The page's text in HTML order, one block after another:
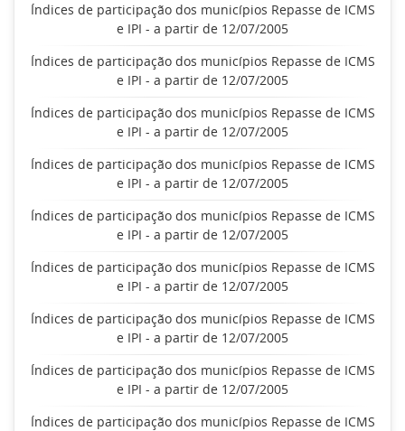
Índices de participação dos municípios Repasse de ICMS
e IPI - a partir de 12/07/2005
Índices de participação dos municípios Repasse de ICMS
e IPI - a partir de 12/07/2005
Índices de participação dos municípios Repasse de ICMS
e IPI - a partir de 12/07/2005
Índices de participação dos municípios Repasse de ICMS
e IPI - a partir de 12/07/2005
Índices de participação dos municípios Repasse de ICMS
e IPI - a partir de 12/07/2005
Índices de participação dos municípios Repasse de ICMS
e IPI - a partir de 12/07/2005
Índices de participação dos municípios Repasse de ICMS
e IPI - a partir de 12/07/2005
Índices de participação dos municípios Repasse de ICMS
e IPI - a partir de 12/07/2005
Índices de participação dos municípios Repasse de ICMS